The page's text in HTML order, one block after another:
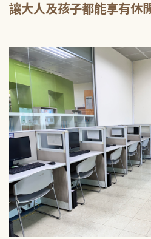
讓大人及孩子都能享有休